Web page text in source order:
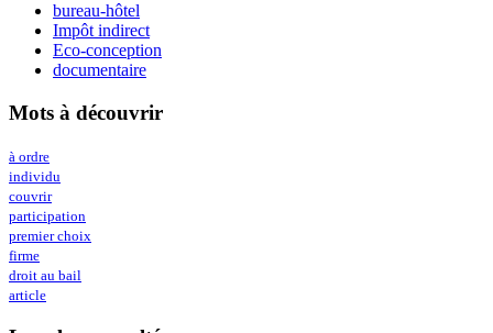
bureau-hôtel
Impôt indirect
Eco-conception
documentaire
Mots à découvrir
à ordre
individu
couvrir
participation
premier choix
firme
droit au bail
article